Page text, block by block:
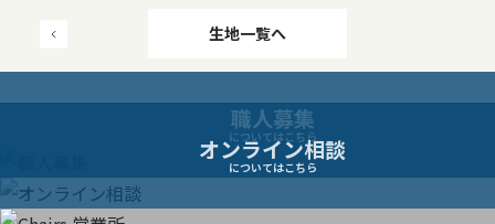
投
稿
ビ
生地一覧へ
職人募集
についてはこちら
オンライン相談
についてはこちら